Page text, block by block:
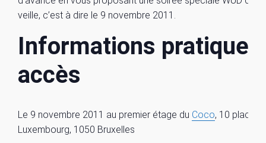
veille, c’est à dire le 9 novembre 2011.
Informations
accès
Le 9 novembre 2011 au premier étage du Coco, 10 place
Luxembourg, 1050 Bruxelles